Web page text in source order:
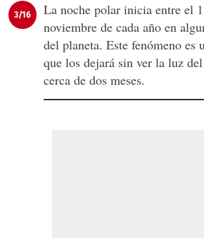
3/16
La noche polar inicia entre el
noviembre de cada año en
del planeta. Este fenómeno es
que los dejará sin ver la luz
cerca de dos meses.